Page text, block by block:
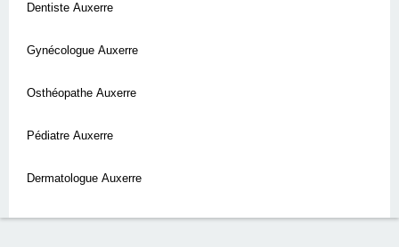
Dentiste Auxerre
Gynécologue Auxerre
Osthéopathe Auxerre
Pédiatre Auxerre
Dermatologue Auxerre